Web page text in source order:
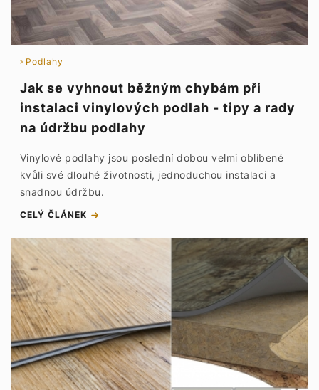
Podlahy
Jak se vyhnout běžným chybám při
instalaci vinylových podlah - tipy a rady
na údržbu podlahy
Vinylové podlahy jsou poslední dobou velmi oblíbené
kvůli své dlouhé životnosti, jednoduchou instalaci a
snadnou údržbu.
CELÝ ČLÁNEK